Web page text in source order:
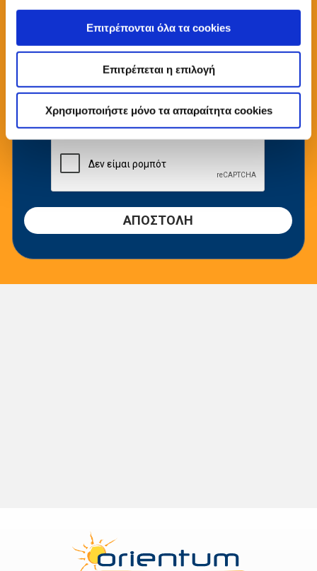
Επιτρέπονται όλα τα cookies
Επιτρέπεται η επιλογή
Χρησιμοποιήστε μόνο τα απαραίτητα cookies
Τηλέφωνο
E-mail
Κείμενο